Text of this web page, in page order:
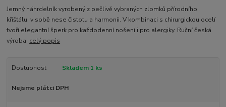
Jemný náhrdelník vyrobený z pečlivě vybraných zlomků přírodního
křišťálu, v sobě nese čistotu a harmonii. V kombinaci s chirurgickou ocelí
tvoří elegantní šperk pro každodenní nošení i pro alergiky. Ruční česká
výroba. celý popis
Dostupnost Skladem 1 ks
Nejsme plátci DPH